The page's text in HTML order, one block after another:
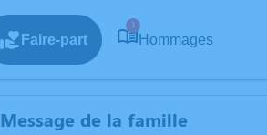
Faire-part
1
Hommages
Message de la famille